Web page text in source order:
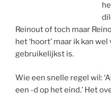
Reinout of toch maar
het ‘hoort’ maar ik kan
gebruikelijkst is.
Wie een snelle regel wil:
een -d op het eind.’ Het